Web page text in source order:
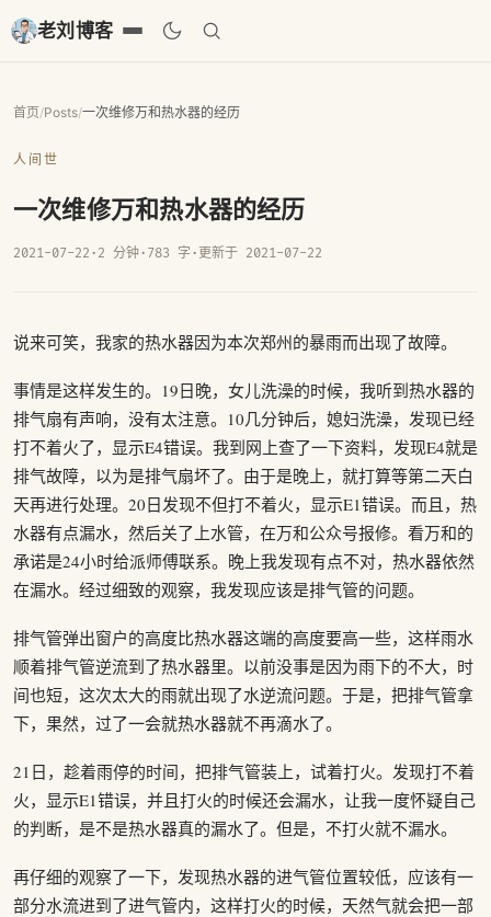
老刘博客
首页/Posts/一次维修万和热水器的经历
人间世
一次维修万和热水器的经历
2021-07-22 · 2 分钟· 783 字 · 更新于 2021-07-22
说来可笑，我家的热水器因为本次郑州的暴雨而出现了故障。
事情是这样发生的。19日晚，女儿洗澡的时候，我听到热水器的
排气扇有声响，没有太注意。10几分钟后，媳妇洗澡，发现已经
打不着火了，显示E4错误。我到网上查了一下资料，发现E4就是
排气故障，以为是排气扇坏了。由于是晚上，就打算等第二天白
天再进行处理。20日发现不但打不着火，显示E1错误。而且，热
水器有点漏水，然后关了上水管，在万和公众号报修。看万和的
承诺是24小时给派师傅联系。晚上我发现有点不对，热水器依然
在漏水。经过细致的观察，我发现应该是排气管的问题。
排气管弹出窗户的高度比热水器这端的高度要高一些，这样雨水
顺着排气管逆流到了热水器里。以前没事是因为雨下的不大，时
间也短，这次太大的雨就出现了水逆流问题。于是，把排气管拿
下，果然，过了一会就热水器就不再滴水了。
21日，趁着雨停的时间，把排气管装上，试着打火。发现打不着
火，显示E1错误，并且打火的时候还会漏水，让我一度怀疑自己
的判断，是不是热水器真的漏水了。但是，不打火就不漏水。
再仔细的观察了一下，发现热水器的进气管位置较低，应该有一
部分水流进到了进气管内，这样打火的时候，天然气就会把一部